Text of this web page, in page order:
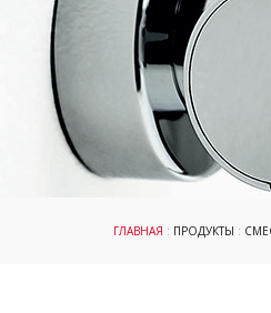
ГЛАВНАЯ : ПРОДУКТЫ :